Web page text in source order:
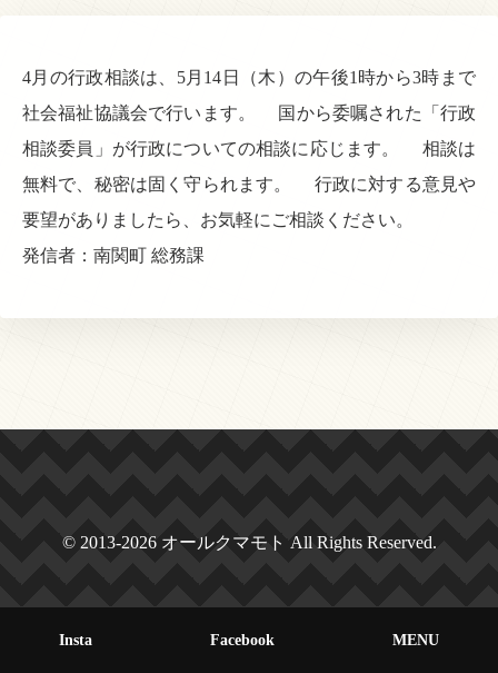
4月の行政相談は、5月14日（木）の午後1時から3時まで
社会福祉協議会で行います。 国から委嘱された「行政
相談委員」が行政についての相談に応じます。 相談は
無料で、秘密は固く守られます。 行政に対する意見や
要望がありましたら、お気軽にご相談ください。
発信者：南関町 総務課
© 2013-2026 オールクマモト All Rights Reserved.
Insta Facebook MENU